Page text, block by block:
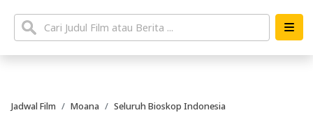
Jadwal Film Moana Seluruh Bioskop Indonesia